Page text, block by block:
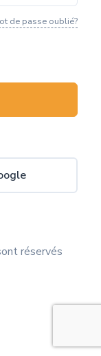
de passe oublié?
réservés